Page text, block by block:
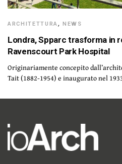
ARCHITETTURA,NEWS
Londra, Spparc trasforma in
Ravenscourt Park Hospital
Originariamente concepito
Tait (1882-1954) e inaugurato nel